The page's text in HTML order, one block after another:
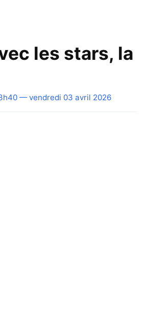
les stars, la
— vendredi 03 avril 2026